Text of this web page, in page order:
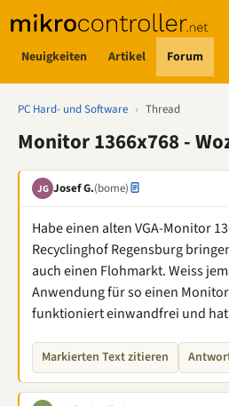
Neuigkeiten Artikel Forum
PC Hard- und Software › Thread
Monitor 1366x768 -
JG Josef G.(bome)
Habe einen alten VGA-Monitor
Recyclinghof Regensburg
auch einen Flohmarkt. Weiss
Anwendung für so einen
funktioniert einwandfrei und
Markierten Text zitieren